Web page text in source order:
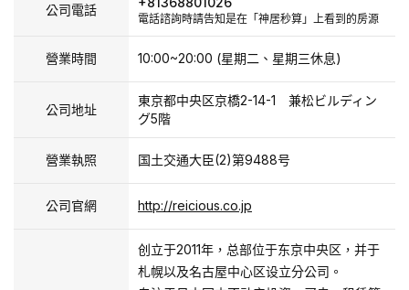
公司電話
電話諮詢時請告知是在「神居秒算」上看到的房源
營業時間 10:00~20:00 (星期二、星期三休息)
公司地址
東京都中央区京橋2-14-1 兼松ビルディン
グ5階
營業執照 国土交通大臣(2)第9488号
公司官網 http://reicious.co.jp
创立于2011年，总部位于东京中央区，并于
札幌以及名古屋中心区设立分公司。